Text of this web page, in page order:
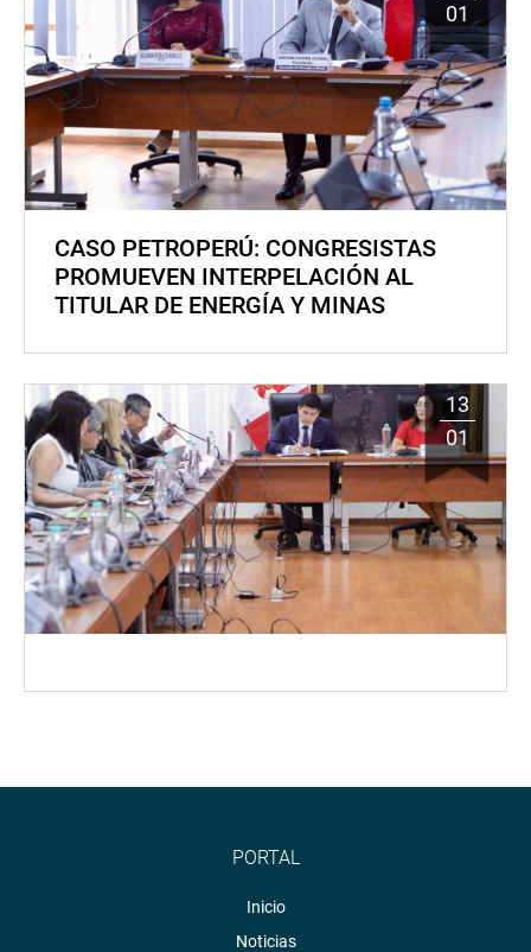
01
CASO PETROPERÚ: CONGRESISTAS
PROMUEVEN INTERPELACIÓN AL
TITULAR DE ENERGÍA Y MINAS
13
01
PORTAL
Inicio
Noticias